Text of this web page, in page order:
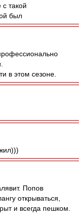
такой
был
в этом сезоне.
Попов
открываться,
и всегда пешком.